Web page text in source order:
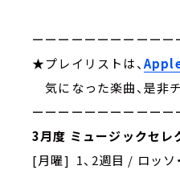
ーーーーーーーーーー
★プレイリストは、
気になった楽曲、是非
ーーーーーーーーーー
3月度 ミュージックセレ
[月曜] 1、2週目 / ロッソ